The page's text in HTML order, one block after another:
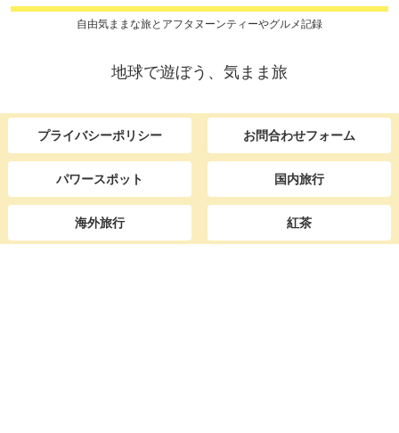
自由気ままな旅とアフタヌーンティーやグルメ記録
地球で遊ぼう、気まま旅
プライバシーポリシー お問合わせフォーム
パワースポット 国内旅行
海外旅行 紅茶